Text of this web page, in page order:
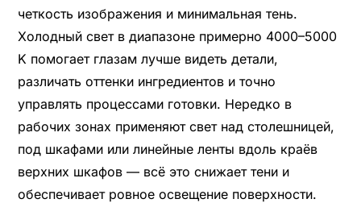
четкость изображения и минимальная тень.
Холодный свет в диапазоне примерно 4000–5000
K помогает глазам лучше видеть детали,
различать оттенки ингредиентов и точно
управлять процессами готовки. Нередко в
рабочих зонах применяют свет над столешницей,
под шкафами или линейные ленты вдоль краёв
верхних шкафов — всё это снижает тени и
обеспечивает ровное освещение поверхности.